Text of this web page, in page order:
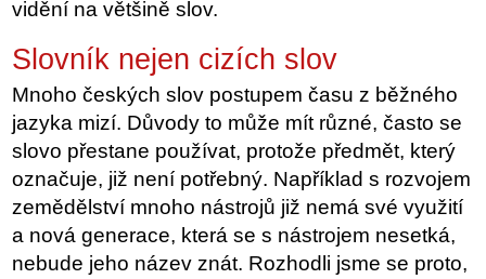
vidění na většině slov.
Slovník nejen cizích slov
Mnoho českých slov postupem času z běžného
jazyka mizí. Důvody to může mít různé, často se
slovo přestane používat, protože předmět, který
označuje, již není potřebný. Například s rozvojem
zemědělství mnoho nástrojů již nemá své využití
a nová generace, která se s nástrojem nesetká,
nebude jeho název znát. Rozhodli jsme se proto,